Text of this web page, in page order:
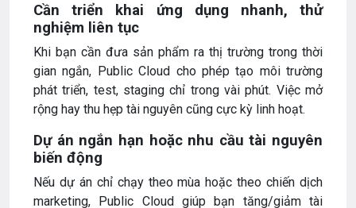
Cần triển khai ứng dụng nhanh, thử
nghiệm liên tục
Khi bạn cần đưa sản phẩm ra thị trường trong thời
gian ngắn, Public Cloud cho phép tạo môi trường
phát triển, test, staging chỉ trong vài phút. Việc mở
rộng hay thu hẹp tài nguyên cũng cực kỳ linh hoạt.
Dự án ngắn hạn hoặc nhu cầu tài nguyên
biến động
Nếu dự án chỉ chạy theo mùa hoặc theo chiến dịch
marketing, Public Cloud giúp bạn tăng/giảm tài